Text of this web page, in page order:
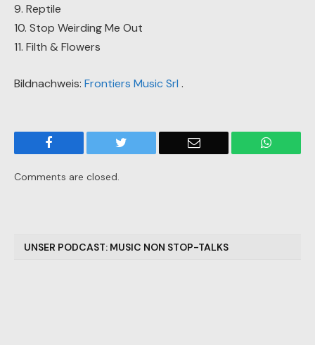
9. Reptile
10. Stop Weirding Me Out
11. Filth & Flowers
Bildnachweis: Frontiers Music Srl .
Email
Comments are closed.
UNSER PODCAST: MUSIC NON STOP-TALKS